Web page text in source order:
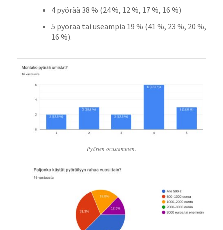
4 pyörää 38 % (24 %, 12 %, 17 %, 16 %)
5 pyörää tai useampia 19 % (41 %, 23 %, 20 %,
16 %).
Pyörien omistaminen.